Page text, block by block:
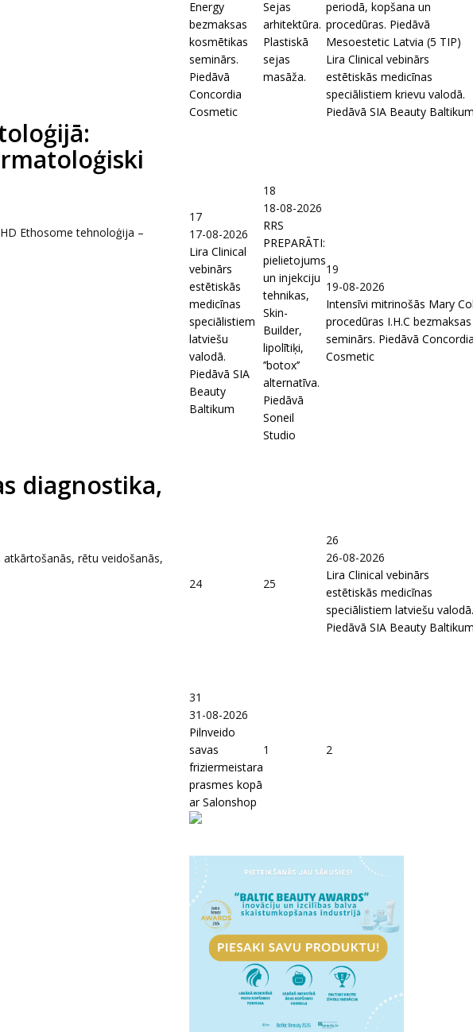
Ethosome tehnoloģija –
diagnostika,
rētu veidošanās,
Energy
bezmaksas
kosmētikas
seminārs.
Piedāvā
Concordia
Cosmetic
Sejas
arhitektūra.
Plastiskā
sejas
masāža.
periodā, kopšana un
procedūras. Piedāvā
Mesoestetic Latvia (5 TIP)
Lira Clinical vebinārs
estētiskās medicīnas
speciālistiem krievu valodā.
Piedāvā SIA Beauty
17
17-08-2026
Lira Clinical
vebinārs
estētiskās
medicīnas
speciālistiem
latviešu
valodā.
Piedāvā SIA
Beauty
Baltikum
18
18-08-2026
RRS
PREPARĀTI:
pielietojums
un injekciju
tehnikas,
Skin-
Builder,
lipolītiķi,
’’botox’’
alternatīva.
Piedāvā
Soneil
Studio
19
19-08-2026
Intensīvi mitrinošās Mary
procedūras I.H.C bezmaksas
seminārs. Piedāvā
Cosmetic
24 25
26
26-08-2026
Lira Clinical vebinārs
estētiskās medicīnas
speciālistiem latviešu valodā.
Piedāvā SIA Beauty
31
31-08-2026
Pilnveido
savas
friziermeistara
prasmes kopā
ar Salonshop
1 2